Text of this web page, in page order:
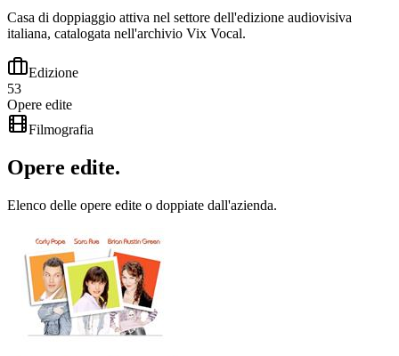
Casa di doppiaggio attiva nel settore dell'edizione audiovisiva
italiana, catalogata nell'archivio Vix Vocal.
Edizione
53
Opere edite
Filmografia
Opere edite.
Elenco delle opere edite o doppiate dall'azienda.